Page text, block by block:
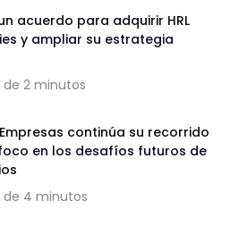
acuerdo para adquirir HRL
y ampliar su estrategia
2 minutos
continúa su recorrido
en los desafíos futuros de
de 4 minutos